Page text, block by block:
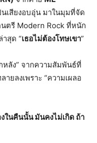
เสียงอบอุ่น มาในมุมที่จัด
ตรี Modern Rock ที่หนัก
สุด “เธอไม่ต้องโทษเขา”
ลัง” จากความสัมพันธ์ที่
ยลงเพราะ “ความเผลอ
งในคืนนั้น มันคงไม่เกิด ถ้า